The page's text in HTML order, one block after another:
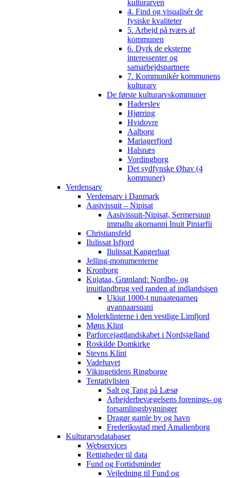
kulturarven
4. Find og visualisér de
fysiske kvaliteter
5. Arbejd på tværs af
kommunen
6. Dyrk de eksterne
interessenter og
samarbejdspartnere
7. Kommunikér kommunens
kulturarv
De første kulturarvskommuner
Haderslev
Hjørring
Hvidovre
Aalborg
Mariagerfjord
Halsnæs
Vordingborg
Det sydfynske Øhav (4
kommuner)
Verdensarv
Verdensarv i Danmark
Aasivissuit – Nipisat
Aasivissuit-Nipisat, Sermersuup
immallu akornanni Inuit Piniarfii
Christiansfeld
Ilulissat Isfjord
Ilulissat Kangerluat
Jelling-monumenterne
Kronborg
Kujataa, Grønland: Nordbo- og
inuitlandbrug ved randen af indlandsisen
Ukiut 1000-t nunaateqarneq
avannaarsuani
Molerklinterne i den vestlige Limfjord
Møns Klint
Parforcejagtlandskabet i Nordsjælland
Roskilde Domkirke
Stevns Klint
Vadehavet
Vikingetidens Ringborge
Tentativlisten
Salt og Tang på Læsø
Arbejderbevægelsens forenings- og
forsamlingsbygninger
Dragør gamle by og havn
Frederiksstad med Amalienborg
Kulturarvsdatabaser
Webservices
Rettigheder til data
Fund og Fortidsminder
Vejledning til Fund og